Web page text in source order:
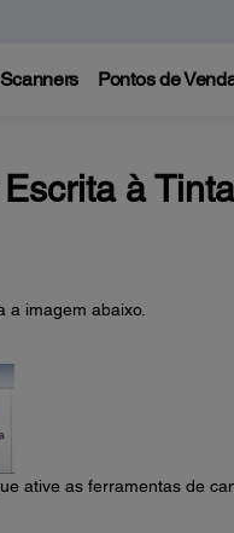
Scanners Pontos de
Escrita à Tinta
a imagem abaixo.
ative as ferramentas de